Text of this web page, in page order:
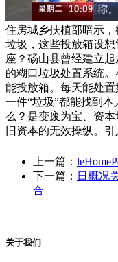
住房城乡扶植部暗示
垃圾，这些投放箱设
座？砀山县曾经建立
的糊口垃圾处置系统
能投放箱。每天能处
一件“垃圾”都能找到
么？是变废为宝、资
旧资本的无效操纵。引
上一篇：
下一篇： 日概况
合
关于我们